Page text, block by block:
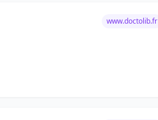
www.doctolib.fr